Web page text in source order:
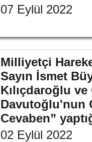
07 Eylül 2022
Milliyetçi
Sayın İsmet
Kılıçdaroğlu
Davutoğlu'nun
Cevaben”
02 Eylül 2022